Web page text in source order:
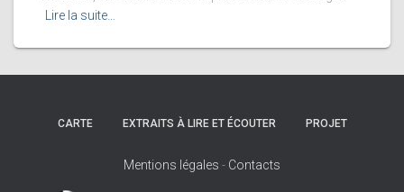
Lire la suite…
CARTE EXTRAITS À LIRE ET ÉCOUTER PROJET
Mentions légales - Contacts